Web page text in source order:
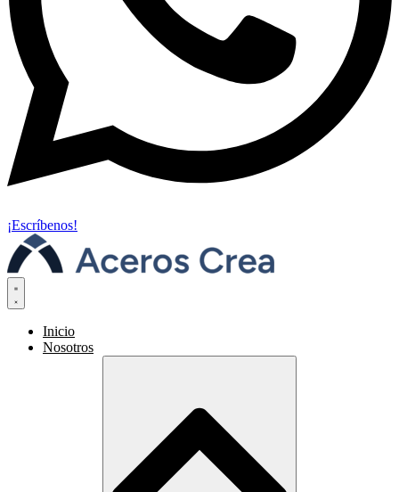
¡Escríbenos!
Inicio
Nosotros